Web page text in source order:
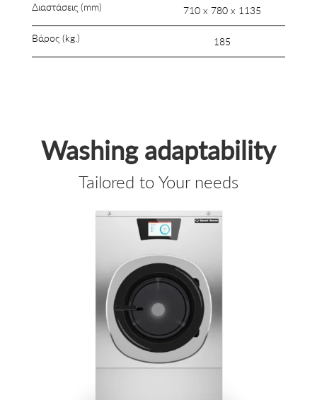
Washing adaptability
Tailored to Your needs
Διαστάσεις (mm)
Βάρος (kg.)
710 x 780 x 1135
185